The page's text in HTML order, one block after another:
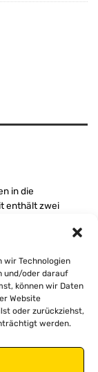
wir Technologien
und/oder darauf
können wir Daten
Website
oder zurückziehst,
werden.
in die
enthält zwei
Der
einen
Design passt
oder die
in 5 Doppelduft-
+
Cranberry